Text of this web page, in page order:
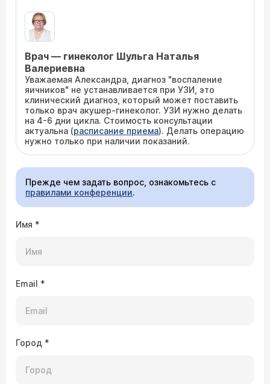
Врач — гинеколог Шульга Наталья
Валериевна
Уважаемая Александра, диагноз "воспаление
яичников" не устанавливается при УЗИ, это
клинический диагноз, который может поставить
только врач акушер-гинеколог. УЗИ нужно делать
на 4-6 дни цикла. Стоимость консультации
актуальна (расписание приема). Делать операцию
нужно только при наличии показаний.
Прежде чем задать вопрос, ознакомьтесь с
правилами конференции.
Имя *
Email *
Город *